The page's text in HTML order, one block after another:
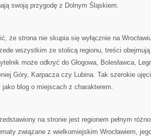
swoją przygodę z Dolnym Śląskiem.
że strona nie skupia się wyłącznie na
wszystkim ze stolicą regionu, treści
może odkryć do Głogowa, Bolesławca,
Góry, Karpacza czy Lubina. Tak szerokie
jako blog o miejscach z charakterem.
na stronie jest regionem pełnym
związane z wielkomiejskim Wrocławiem,